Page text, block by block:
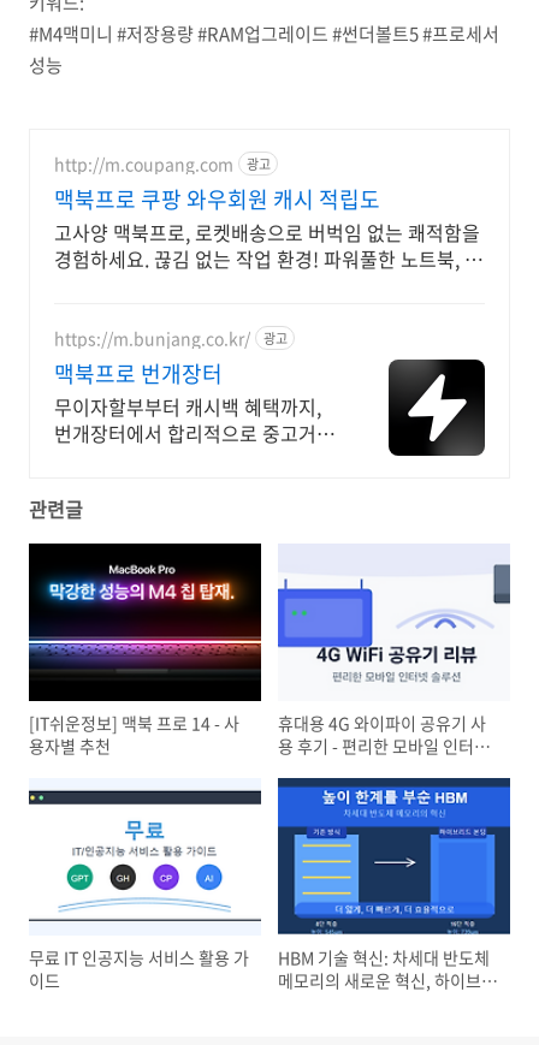
#M4맥미니 #저장용량 #RAM업그레이드 #썬더볼트5 #프로세서
성능
http://m.coupang.com 광고
맥북프로 쿠팡 와우회원 캐시 적립도
고사양 맥북프로, 로켓배송으로 버벅임 없는 쾌적함을
경험하세요. 끊김 없는 작업 환경! 파워풀한 노트북, 쿠
https://m.bunjang.co.kr/ 광고
맥북프로 번개장터
무이자할부부터 캐시백 혜택까지,
번개장터에서 합리적으로 중고거래
신규 상품 업로드
관련글
[IT쉬운정보] 맥북 프로 14 - 사
용자별 추천
휴대용 4G 와이파이 공유기 사
용 후기 - 편리한 모바일 인터넷
무료 IT 인공지능 서비스 활용 가
이드
HBM 기술 혁신: 차세대 반도체
메모리의 새로운 혁신, 하이브리